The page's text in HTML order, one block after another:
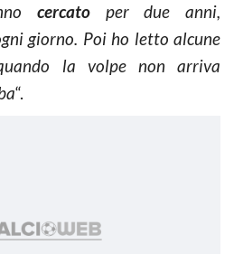
cercatoper due anni,
giorno. Poi ho letto alcune
la volpe non arriva
“.